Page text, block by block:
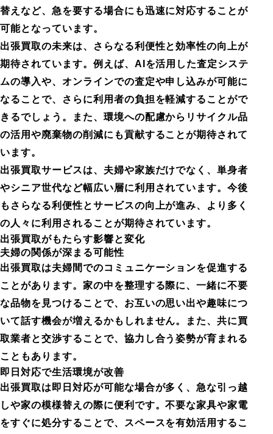
替えなど、急を要する場合にも迅速に対応することが
可能となっています。
出張買取の未来は、さらなる利便性と効率性の向上が
期待されています。例えば、AIを活用した査定システ
ムの導入や、オンラインでの査定や申し込みが可能に
なることで、さらに利用者の負担を軽減することがで
きるでしょう。また、環境への配慮からリサイクル品
の活用や廃棄物の削減にも貢献することが期待されて
います。
出張買取サービスは、夫婦や家族だけでなく、単身者
やシニア世代など幅広い層に利用されています。今後
もさらなる利便性とサービスの向上が進み、より多く
の人々に利用されることが期待されています。
出張買取がもたらす影響と変化
夫婦の関係が深まる可能性
出張買取は夫婦間でのコミュニケーションを促進する
ことがあります。家の中を整理する際に、一緒に不要
な品物を見つけることで、お互いの思い出や趣味につ
いて話す機会が増えるかもしれません。また、共に買
取業者と交渉することで、協力し合う姿勢が育まれる
こともあります。
即日対応で生活環境が改善
出張買取は即日対応が可能な場合が多く、急な引っ越
しや家の模様替えの際に便利です。不要な家具や家電
をすぐに処分することで、スペースを有効活用するこ